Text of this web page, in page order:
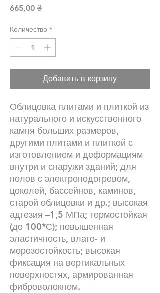
665,00 ₴Цена
Количество *
Добавить в корзину
Облицовка плитами и плиткой из
натурального и искусственного
камня больших размеров,
другими плитами и плиткой с
изготовлением и деформациям
внутри и снаружи зданий; для
полов с электроподогревом,
цоколей, бассейнов, каминов,
старой облицовки и др.; высокая
адгезия –1,5 МПа; термостойкая
(до 100*С); повышенная
эластичность, влаго- и
морозостойкость; высокая
фиксация на вертикальных
поверхностях, армированная
фиброволокном.